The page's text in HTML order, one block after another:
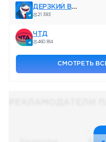
ДЕРЗКИЙ ВЛАДИВОСТОК ⚓️
21 383
ЧТД
460 814
СМОТРЕТЬ